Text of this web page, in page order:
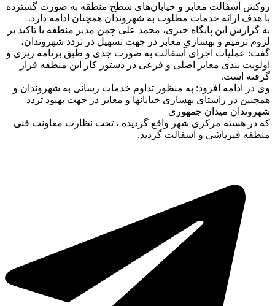
روکش آسفالت معابر و خیابان‌های سطح منطقه به صورت گسترده
با هدف ارائه خدمات مطلوب به شهروندان همچنان ادامه دارد.
به گزارش این پایگاه خبری، محمد علی چمن مدیر منطقه با تاکید بر
لزوم ترمیم و بهسازی معابر در جهت تسهیل در تردد شهروندان،
گفت: عملیات اجرای آسفالت به صورت جدی و طبق برنامه ریزی و
اولویت بندی معابر اصلی و فرعی در دستور کار این منطقه قرار
گرفته است.
وی در ادامه افزود: به منظور تداوم خدمات رسانی به شهروندان و
همچنین در راستای بهسازی خیابانها و معابر در جهت بهبود تردد
شهروندان میدان جمهوری
که در هسته مرکزی شهر واقع گردیده ، تحت نظارت معاونت فنی
منطقه قیرپاشی و آسفالت گردید.